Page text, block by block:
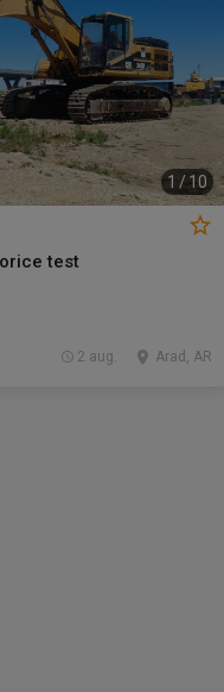
1 /10
test
Arad, AR
2 aug.